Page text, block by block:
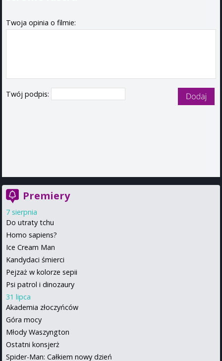
Twoja opinia o filmie:
Twój podpis:
Premiery
7 sierpnia
Do utraty tchu
Homo sapiens?
Ice Cream Man
Kandydaci śmierci
Pejzaż w kolorze sepii
Psi patrol i dinozaury
31 lipca
Akademia złoczyńców
Góra mocy
Młody Waszyngton
Ostatni konsjerż
Spider-Man: Całkiem nowy dzień